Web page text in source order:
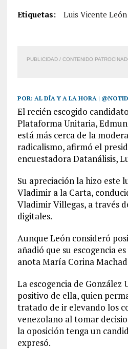
Etiquetas: Luis Vicente León
PUBLICIDAD / CONTENIDO
POR: AL DÍA Y A LA HORA |
El recién escogido
Plataforma Unitaria,
está más cerca de la
radicalismo, afirmó el
encuestadora Datanálisis,
Su apreciación la hizo este
Vladimir a la Carta,
Vladimir Villegas, a través
digitales.
Aunque León consideró
añadió que su escogencia
anota María Corina
La escogencia de González
positivo de ella, quien
tratado de ir elevando los
venezolano al tomar
la oposición tenga un
expresó.